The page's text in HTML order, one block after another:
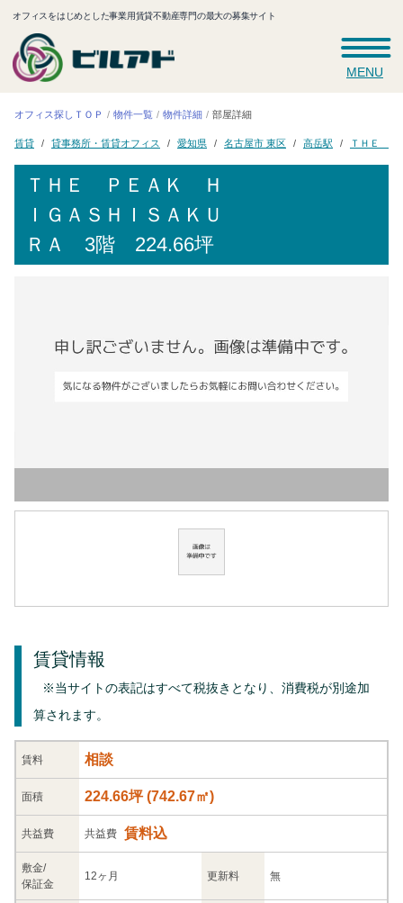
オフィスをはじめとした事業用賃貸不動産専門の最大の募集サイト
MENU
オフィス探しＴＯＰ 物件一覧 物件詳細 部屋詳細
賃貸 貸事務所・賃貸オフィス 愛知県 名古屋市 東区 高岳駅 ＴＨＥ Ｐ
ＴＨＥ ＰＥＡＫ Ｈ
ＩＧＡＳＨＩＳＡＫＵ
ＲＡ 3階 224.66坪
賃貸情報
※当サイトの表記はすべて税抜きとなり、消費税が別途加
算されます。
賃料 相談
面積 224.66坪(742.67㎡)
共益費 共益費 賃料込
敷金/
保証金
12ヶ月 更新料 無